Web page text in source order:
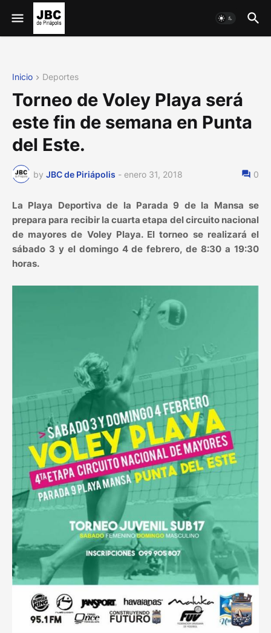
Inicio Deportes
Torneo de Voley Playa será
este fin de semana en Punta
del Este.
by JBC de Piriápolis - enero 31, 2018 0
La Playa Deportiva de la Parada 9 de la Mansa se
prepara para recibir la cuarta etapa del circuito nacional
de mayores de Voley Playa. El torneo se realizará el
sábado 3 y el domingo 4 de febrero, de 8:30 a 19:30
horas.